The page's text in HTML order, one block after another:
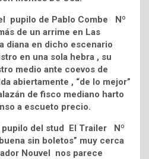
pupilo de Pablo Combe Nº
de un arrime en Las
diana en dicho escenario
en una sola hebra , su
medio ante coevos de
abiertamente , “de lo mejor”
de fisco mediano harto
a escueto precio.
del stud El Trailer Nº
sin boletos” muy cerca
Nouvel nos parece